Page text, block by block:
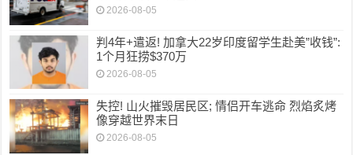
2026-08-05
判4年+遣返! 加拿大22岁印度留学生赴美”收钱”:
1个月狂捞$370万
2026-08-05
失控! 山火摧毁居民区; 情侣开车逃命 烈焰炙烤
像穿越世界末日
2026-08-05